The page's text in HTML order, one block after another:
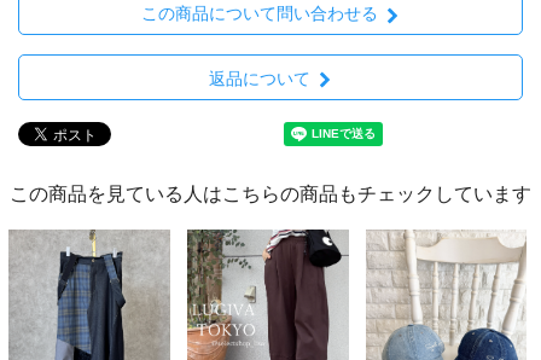
この商品について問い合わせる
返品について
この商品を見ている人はこちらの商品もチェックしています